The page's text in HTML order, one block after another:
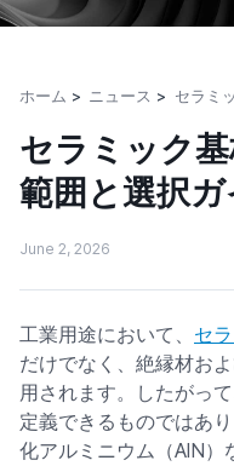
ホーム ニュース セラミ
セラミック
範囲と選択ガ
June 2, 2026
工業用途において、 セ
だけでなく、絶縁材お
用されます。したがっ
定義できるものではあ
化アルミニウム（AlN）